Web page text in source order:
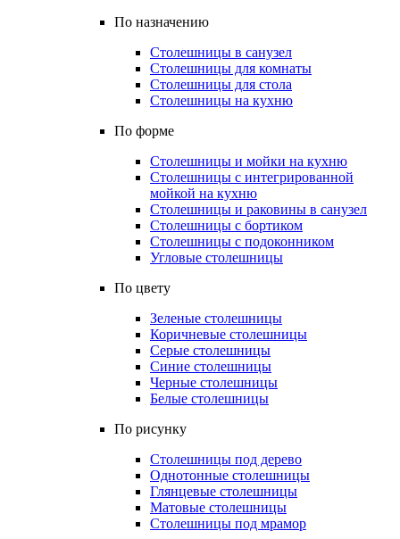
По назначению
Столешницы в санузел
Столешницы для комнаты
Столешницы для стола
Столешницы на кухню
По форме
Столешницы и мойки на кухню
Столешницы с интегрированной
мойкой на кухню
Столешницы и раковины в санузел
Столешницы с бортиком
Столешницы с подоконником
Угловые столешницы
По цвету
Зеленые столешницы
Коричневые столешницы
Серые столешницы
Синие столешницы
Черные столешницы
Белые столешницы
По рисунку
Столешницы под дерево
Однотонные столешницы
Глянцевые столешницы
Матовые столешницы
Столешницы под мрамор